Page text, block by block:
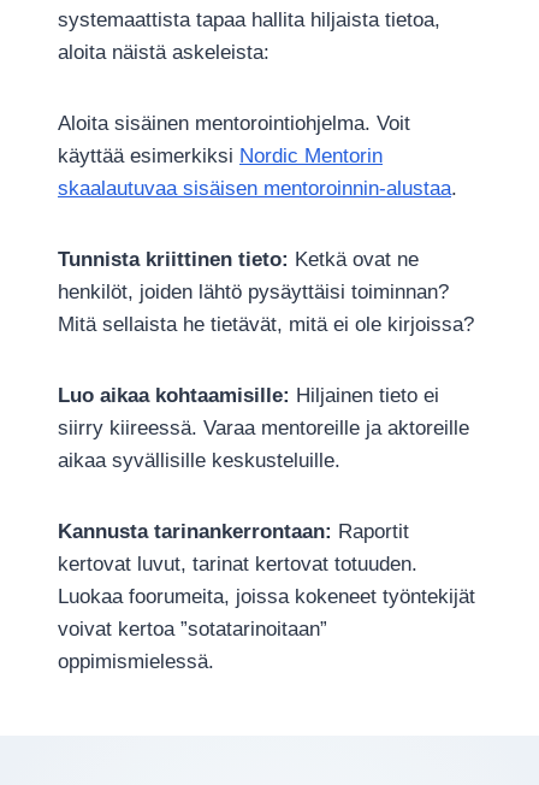
systemaattista tapaa hallita hiljaista tietoa,
aloita näistä askeleista:
Aloita sisäinen mentorointiohjelma. Voit
käyttää esimerkiksi Nordic Mentorin
skaalautuvaa sisäisen mentoroinnin-alustaa.
Tunnista kriittinen tieto: Ketkä ovat ne
henkilöt, joiden lähtö pysäyttäisi toiminnan?
Mitä sellaista he tietävät, mitä ei ole kirjoissa?
Luo aikaa kohtaamisille: Hiljainen tieto ei
siirry kiireessä. Varaa mentoreille ja aktoreille
aikaa syvällisille keskusteluille.
Kannusta tarinankerrontaan: Raportit
kertovat luvut, tarinat kertovat totuuden.
Luokaa foorumeita, joissa kokeneet työntekijät
voivat kertoa ”sotatarinoitaan”
oppimismielessä.